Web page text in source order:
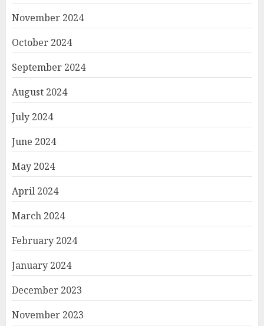
November 2024
October 2024
September 2024
August 2024
July 2024
June 2024
May 2024
April 2024
March 2024
February 2024
January 2024
December 2023
November 2023